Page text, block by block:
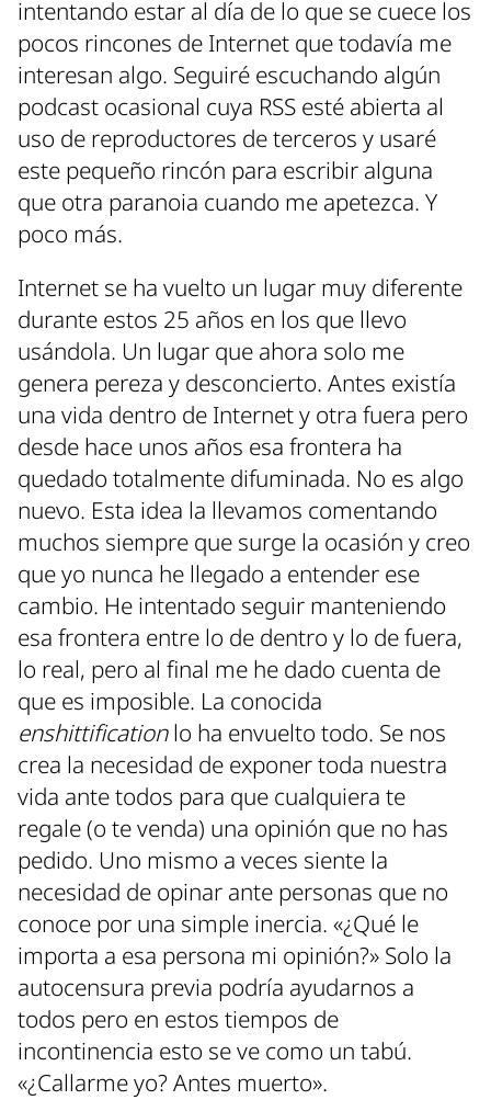
intentando estar al día de lo que se cuece los
pocos rincones de Internet que todavía me
interesan algo. Seguiré escuchando algún
podcast ocasional cuya RSS esté abierta al
uso de reproductores de terceros y usaré
este pequeño rincón para escribir alguna
que otra paranoia cuando me apetezca. Y
poco más.
Internet se ha vuelto un lugar muy diferente
durante estos 25 años en los que llevo
usándola. Un lugar que ahora solo me
genera pereza y desconcierto. Antes existía
una vida dentro de Internet y otra fuera pero
desde hace unos años esa frontera ha
quedado totalmente difuminada. No es algo
nuevo. Esta idea la llevamos comentando
muchos siempre que surge la ocasión y creo
que yo nunca he llegado a entender ese
cambio. He intentado seguir manteniendo
esa frontera entre lo de dentro y lo de fuera,
lo real, pero al final me he dado cuenta de
que es imposible. La conocida
enshittificationlo ha envuelto todo. Se nos
crea la necesidad de exponer toda nuestra
vida ante todos para que cualquiera te
regale (o te venda) una opinión que no has
pedido. Uno mismo a veces siente la
necesidad de opinar ante personas que no
conoce por una simple inercia. «¿Qué le
importa a esa persona mi opinión?» Solo la
autocensura previa podría ayudarnos a
todos pero en estos tiempos de
incontinencia esto se ve como un tabú.
«¿Callarme yo? Antes muerto».